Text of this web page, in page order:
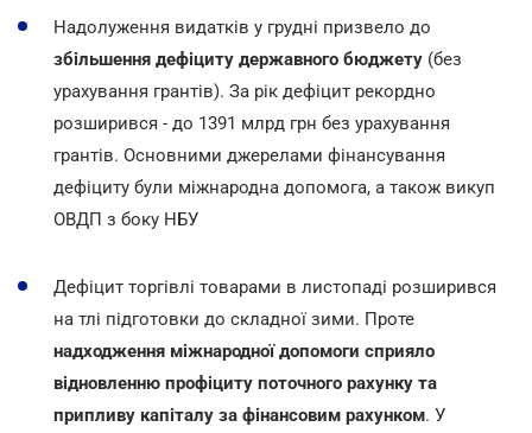
Надолуження видатків у грудні призвело до
збільшення дефіциту державного бюджету (без
урахування грантів). За рік дефіцит рекордно
розширився - до 1391 млрд грн без урахування
грантів. Основними джерелами фінансування
дефіциту були міжнародна допомога, а також викуп
ОВДП з боку НБУ
Дефіцит торгівлі товарами в листопаді розширився
на тлі підготовки до складної зими. Проте
надходження міжнародної допомоги сприяло
відновленню профіциту поточного рахунку та
припливу капіталу за фінансовим рахунком. У